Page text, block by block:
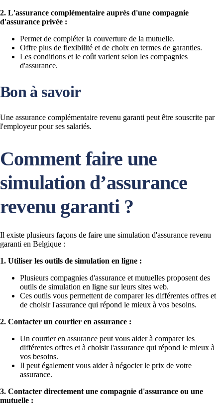
2. L'assurance complémentaire auprès d'une compagnie
d'assurance privée :
Permet de compléter la couverture de la mutuelle.
Offre plus de flexibilité et de choix en termes de garanties.
Les conditions et le coût varient selon les compagnies
d'assurance.
Bon à savoir
Une assurance complémentaire revenu garanti peut être souscrite par
l'employeur pour ses salariés.
Comment faire une
simulation d’assurance
revenu garanti ?
Il existe plusieurs façons de faire une simulation d'assurance revenu
garanti en Belgique :
1. Utiliser les outils de simulation en ligne :
Plusieurs compagnies d'assurance et mutuelles proposent des
outils de simulation en ligne sur leurs sites web.
Ces outils vous permettent de comparer les différentes offres et
de choisir l'assurance qui répond le mieux à vos besoins.
2. Contacter un courtier en assurance :
Un courtier en assurance peut vous aider à comparer les
différentes offres et à choisir l'assurance qui répond le mieux à
vos besoins.
Il peut également vous aider à négocier le prix de votre
assurance.
3. Contacter directement une compagnie d'assurance ou une
mutuelle :